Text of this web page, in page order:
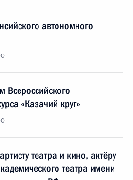
автономного
Всероссийского
«Казачий круг»
театра и кино, актёру
театра имени